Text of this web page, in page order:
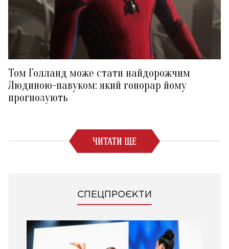
Том Голланд може стати найдорожчим
Людиною-павуком: який гонорар йому
прогнозують
ЧИТАТИ ЩЕ
СПЕЦПРОЄКТИ